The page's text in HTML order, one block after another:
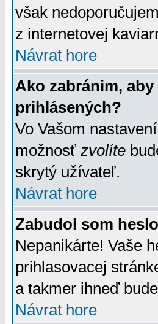
však
z internetovej
Návrat hore
Ako zabránim,
prihlásených?
Vo Vašom
možnosť zvolíte
skrytý užívateľ.
Návrat hore
Zabudol som
Nepanikárte! Vaše
prihlasovacej
a takmer ihneď
Návrat hore